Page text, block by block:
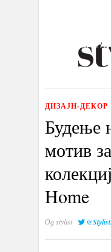
ДИЗАЈН-ДЕКОР
Будење
мотив
Home
Одstylist